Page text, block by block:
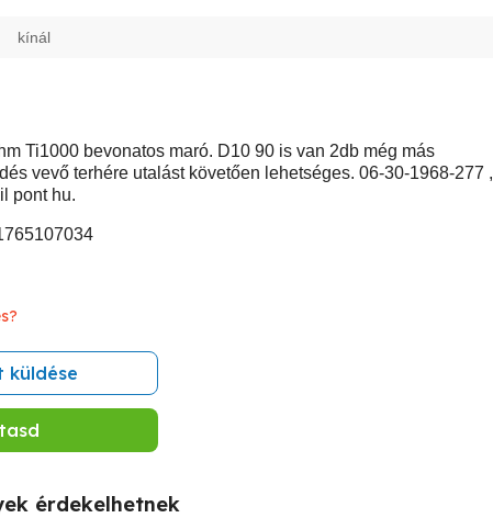
kínál
Ti1000 bevonatos maró. D10 90 is van 2db még más
vevő terhére utalást követően lehetséges. 06-30-1968-277 ,
pont hu.
küldése
érdekelhetnek